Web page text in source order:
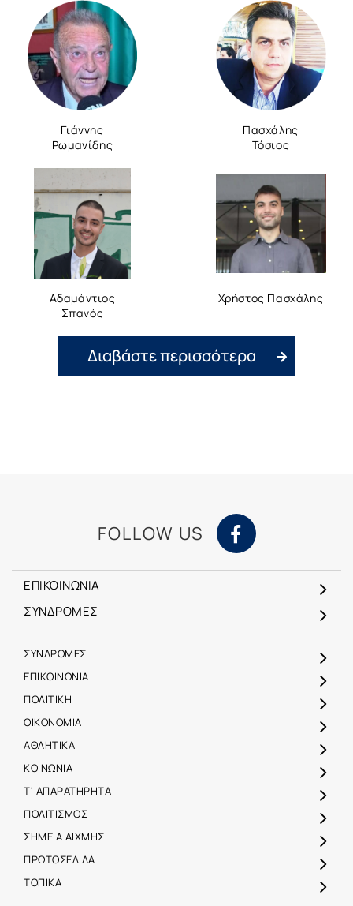
Γιάννης
Ρωμανίδης
Πασχάλης
Τόσιος
Αδαμάντιος
Σπανός
Χρήστος Πασχάλης
Διαβάστε περισσότερα
FOLLOW US
ΕΠΙΚΟΙΝΩΝΙΑ
ΣΥΝΔΡΟΜΕΣ
ΣΥΝΔΡΟΜΕΣ
ΕΠΙΚΟΙΝΩΝΙΑ
ΠΟΛΙΤΙΚΗ
ΟΙΚΟΝΟΜΙΑ
ΑΘΛΗΤΙΚΑ
ΚΟΙΝΩΝΙΑ
Τ' ΑΠΑΡΑΤΗΡΗΤΑ
ΠΟΛΙΤΙΣΜΟΣ
ΣΗΜΕΙΑ ΑΙΧΜΗΣ
ΠΡΩΤΟΣΕΛΙΔΑ
ΤΟΠΙΚΑ